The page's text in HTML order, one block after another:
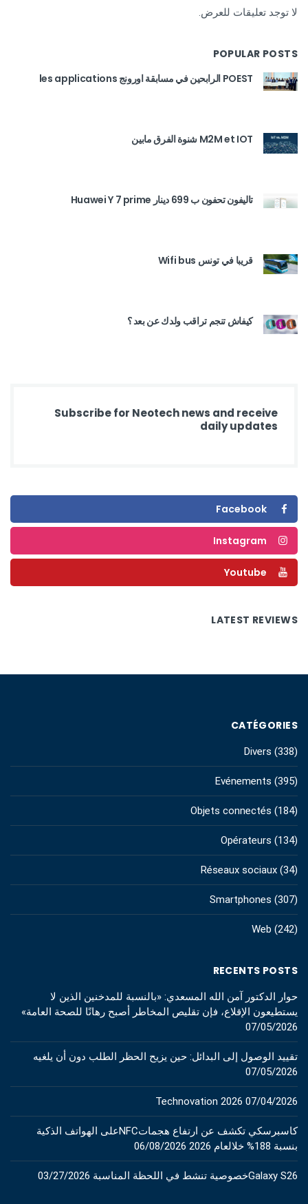
لا توجد تعليقات للعرض.
POPULAR POSTS
POEST الرابحين في مسابقة اورونج les applications
M2M et IOT شنوة الفرق مابين
تاليفون تحفون ب 699 دينار Huawei Y 7 prime
قريبا في تونس Wifi bus
كيفاش تنجم تراقب ولدك عن بعد ؟
Subscribe for Neotech news and receive
daily updates
Facebook
Instagram
Youtube
LATEST REVIEWS
CATÉGORIES
Divers (338)
Evénements (395)
Objets connectés (184)
Opérateurs (134)
Réseaux sociaux (34)
Smartphones (307)
Web (242)
RECENTS POSTS
حوار الدكتور آمن الله المسعدي: «بالنسبة للمدخنين الذين لا
يستطيعون الإقلاع، فإن تقليص المخاطر أصبح رهانًا للصحة العامة»
07/05/2026
تقييد الوصول إلى البدائل: حين يزيح الحظر الطلب دون أن يلغيه
07/05/2026
Technovation 2026 07/04/2026
كاسبرسكي تكشف عن ارتفاع هجماتNFCعلى الهواتف الذكية
بنسبة 188% خلالعام 2026
06/08/2026
Galaxy S26خصوصية تنشط في اللحظة المناسبة 03/27/2026